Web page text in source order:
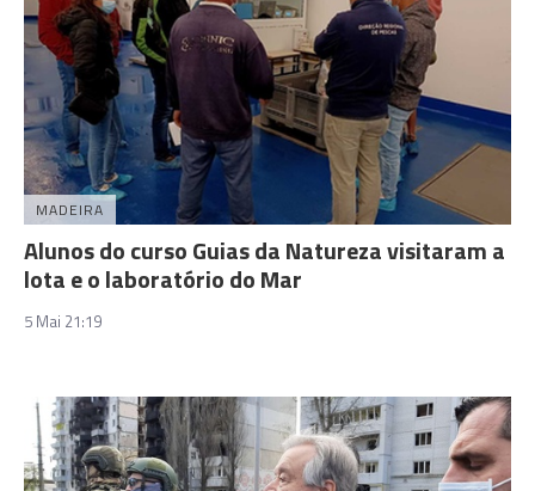
MADEIRA
Alunos do curso Guias da Natureza visitaram a
lota e o laboratório do Mar
5 Mai 21:19